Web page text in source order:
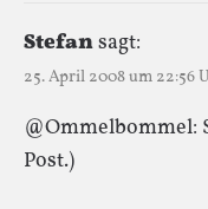
Stefansagt:
25. April 2008 um 22:56
@Ommelbommel:
Post.)